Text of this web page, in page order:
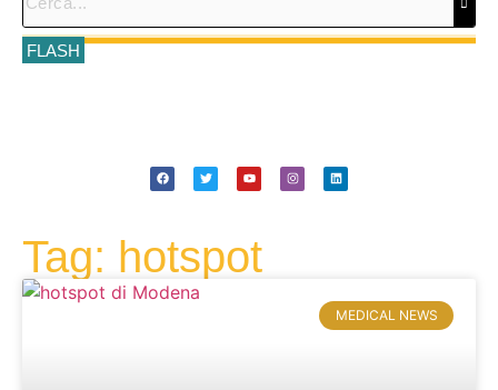
FLASH
Tag: hotspot
MEDICAL NEWS